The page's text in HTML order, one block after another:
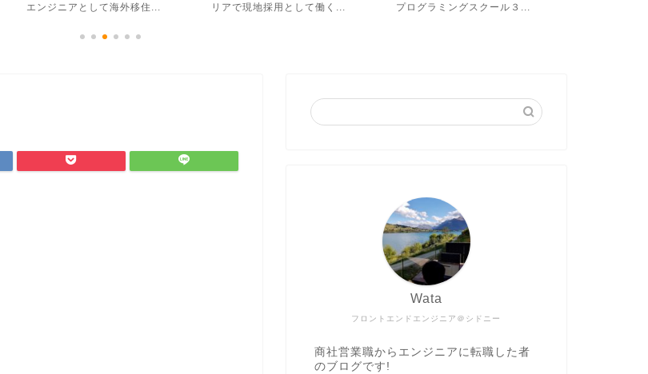
エンジニアとして海外移住...
リアで現地採用として働く...
プログラミングスクール３...
フロントエンドエンジニア＠シドニー
Wata
商社営業職からエンジニアに転職した者
のブログです!